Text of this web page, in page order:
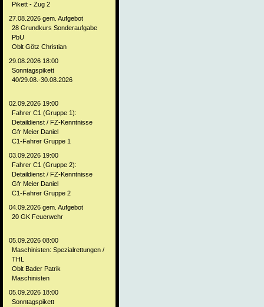
Pikett - Zug 2
27.08.2026 gem. Aufgebot
28 Grundkurs Sonderaufgabe
PbU
Oblt Götz Christian
29.08.2026 18:00
Sonntagspikett
40/29.08.-30.08.2026
02.09.2026 19:00
Fahrer C1 (Gruppe 1):
Detaildienst / FZ-Kenntnisse
Gfr Meier Daniel
C1-Fahrer Gruppe 1
03.09.2026 19:00
Fahrer C1 (Gruppe 2):
Detaildienst / FZ-Kenntnisse
Gfr Meier Daniel
C1-Fahrer Gruppe 2
04.09.2026 gem. Aufgebot
20 GK Feuerwehr
05.09.2026 08:00
Maschinisten: Spezialrettungen /
THL
Oblt Bader Patrik
Maschinisten
05.09.2026 18:00
Sonntagspikett